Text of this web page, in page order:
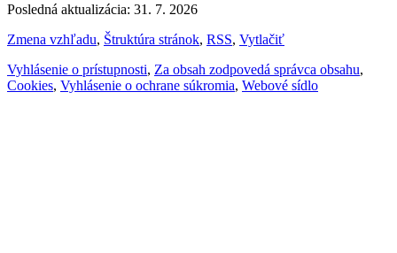
Posledná aktualizácia: 31. 7. 2026
Zmena vzhľadu, Štruktúra stránok, RSS, Vytlačiť
Vyhlásenie o prístupnosti, Za obsah zodpovedá správca obsahu,
Cookies, Vyhlásenie o ochrane súkromia, Webové sídlo